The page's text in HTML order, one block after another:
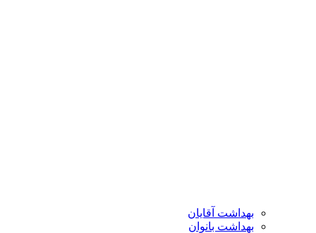
بهداشت آقایان
بهداشت بانوان